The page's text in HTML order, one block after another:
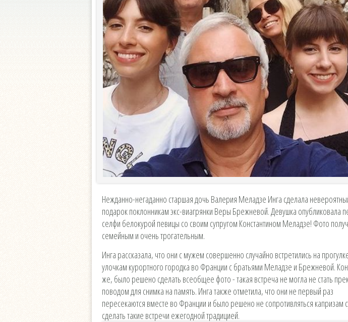
Нежданно-негаданно старшая дочь Валерия Меладзе Инга сделала
подарок поклонникам экс-виагрянки Веры Брежневой. Девушка опубликовала
селфи белокурой певицы со своим супругом Константином Меладзе! Фото
семейным и очень трогательным.
Инга рассказала, что они с мужем совершенно случайно встретились на
улочкам курортного городка во Франции с братьями Меладзе и Брежневой.
же, было решено сделать всеобщее фото - такая встреча не могла не стать
поводом для снимка на память. Инга также отметила, что они не первый раз
пересекаются вместе во Франции и было решено не сопротивляться капризам
сделать такие встречи ежегодной традицией.